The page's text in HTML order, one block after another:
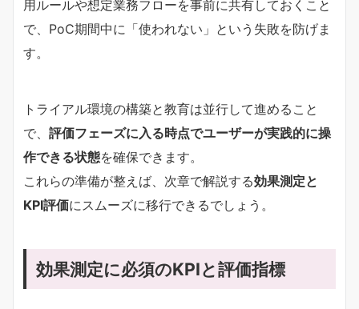
用ルールや想定業務フローを事前に共有しておくこと
で、PoC期間中に「使われない」という失敗を防げま
す。
トライアル環境の構築と教育は並行して進めること
で、 評価フェーズに入る時点でユーザーが実践的に操
作できる状態を確保できます。
これらの準備が整えば、次章で解説する効果測定と
KPI評価にスムーズに移行できるでしょう。
効果測定に必須のKPIと評価指標